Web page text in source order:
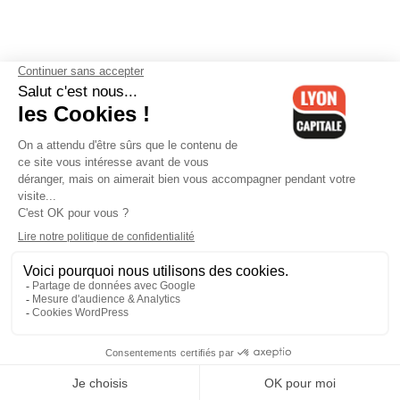
Contactez-nous-Mentions légales-CGV-Politique de
confidentialité-Gestion des cookies
Cedex 06